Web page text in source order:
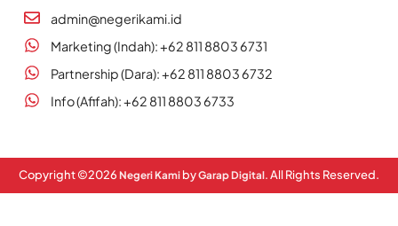
admin@negerikami.id
Marketing (Indah): +62 811 8803 6731
Partnership (Dara): +62 811 8803 6732
Info (Afifah): +62 811 8803 6733
Copyright ©2026 Negeri Kami byGarap Digital. All Rights Reserved.